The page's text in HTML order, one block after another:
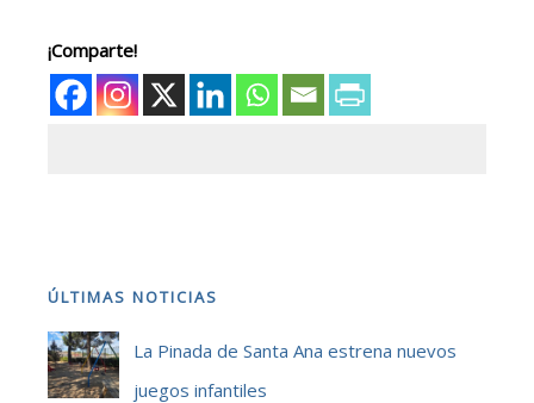
¡Comparte!
ÚLTIMAS NOTICIAS
La Pinada de Santa Ana estrena nuevos
juegos infantiles